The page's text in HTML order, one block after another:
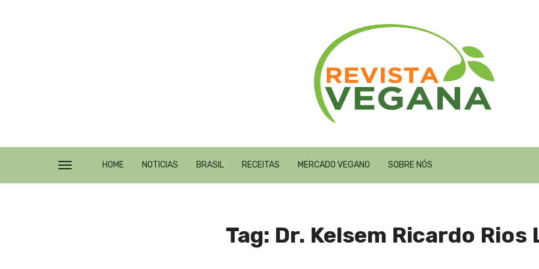
HOME NOTICIAS BRASIL RECEITAS MERCADO VEGANO SOBRE NÓS
Tag: Dr. Kelsem Ricardo Rios